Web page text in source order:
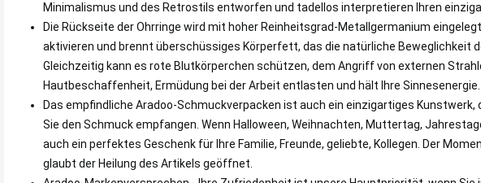
Minimalismus und des Retrostils entworfen und tadellos interpretieren Ihren
Die Rückseite der Ohrringe wird mit hoher Reinheitsgrad-Metallgermanium
aktivieren und brennt überschüssiges Körperfett, das die natürliche Beweglichkeit
Gleichzeitig kann es rote Blutkörperchen schützen, dem Angriff von externen
Hautbeschaffenheit, Ermüdung bei der Arbeit entlasten und hält Ihre Sinnesenergie.
Das empfindliche Aradoo-Schmuckverpacken ist auch ein einzigartiges
Sie den Schmuck empfangen. Wenn Halloween, Weihnachten, Muttertag,
auch ein perfektes Geschenk für Ihre Familie, Freunde, geliebte, Kollegen. Der
glaubt der Heilung des Artikels geöffnet.